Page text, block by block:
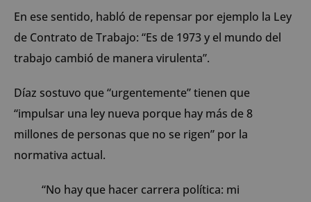
En ese sentido, habló de repensar por ejemplo la Ley
de Contrato de Trabajo: “Es de 1973 y el mundo del
trabajo cambió de manera virulenta”.
Díaz sostuvo que “urgentemente” tienen que
“impulsar una ley nueva porque hay más de 8
millones de personas que no se rigen” por la
normativa actual.
“No hay que hacer carrera política: mi